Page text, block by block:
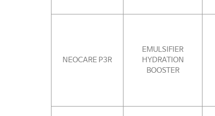
NEOCARE P3R
EMULSIFIER
HYDRATION
BOOSTER